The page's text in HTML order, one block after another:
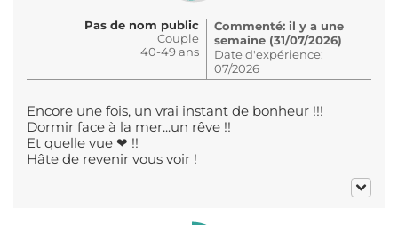
Pas de nom public
Couple
40-49 ans
Commenté: il y a une
semaine (31/07/2026)
Date d'expérience:
07/2026
Encore une fois, un vrai instant de bonheur !!!
Dormir face à la mer...un rêve !!
Et quelle vue ❤ !!
Hâte de revenir vous voir !